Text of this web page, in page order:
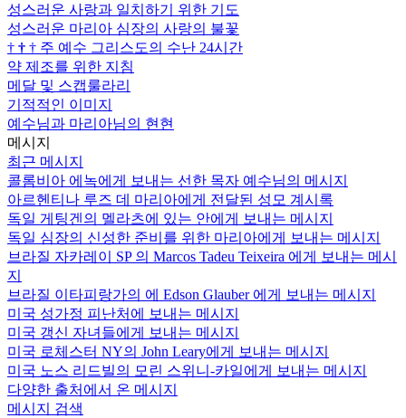
성스러운 사랑과 일치하기 위한 기도
성스러운 마리아 심장의 사랑의 불꽃
† † † 주 예수 그리스도의 수난 24시간
약 제조를 위한 지침
메달 및 스캡룰라리
기적적인 이미지
예수님과 마리아님의 현현
메시지
최근 메시지
콜롬비아 에녹에게 보내는 선한 목자 예수님의 메시지
아르헨티나 루즈 데 마리아에게 전달된 성모 계시록
독일 게팅겐의 멜라츠에 있는 안에게 보내는 메시지
독일 심장의 신성한 준비를 위한 마리아에게 보내는 메시지
브라질 자카레이 SP 의 Marcos Tadeu Teixeira 에게 보내는 메시
지
브라질 이타피랑가의 에 Edson Glauber 에게 보내는 메시지
미국 성가정 피난처에 보내는 메시지
미국 갱신 자녀들에게 보내는 메시지
미국 로체스터 NY의 John Leary에게 보내는 메시지
미국 노스 리드빌의 모린 스위니-카일에게 보내는 메시지
다양한 출처에서 온 메시지
메시지 검색